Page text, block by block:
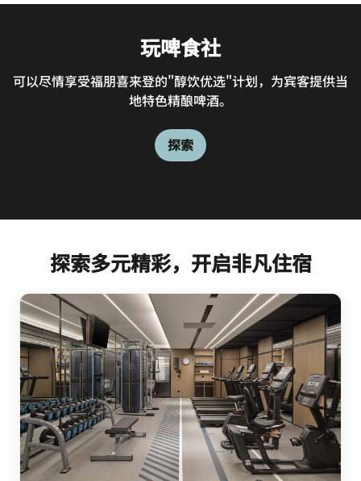
玩啤食社
可以尽情享受福朋喜来登的"醇饮优选"计划，为宾客提供当
地特色精酿啤酒。
探索
探索多元精彩，开启非凡住宿